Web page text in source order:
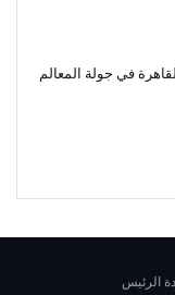
في جولة المعالم